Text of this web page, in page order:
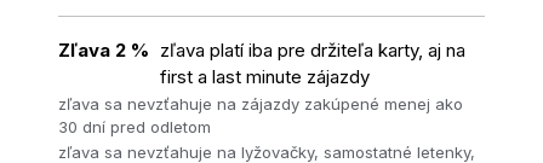
Zľava 2 % zľava platí iba pre držiteľa karty, aj na
first a last minute zájazdy
zľava sa nevzťahuje na zájazdy zakúpené menej ako
30 dní pred odletom
zľava sa nevzťahuje na lyžovačky, samostatné letenky,